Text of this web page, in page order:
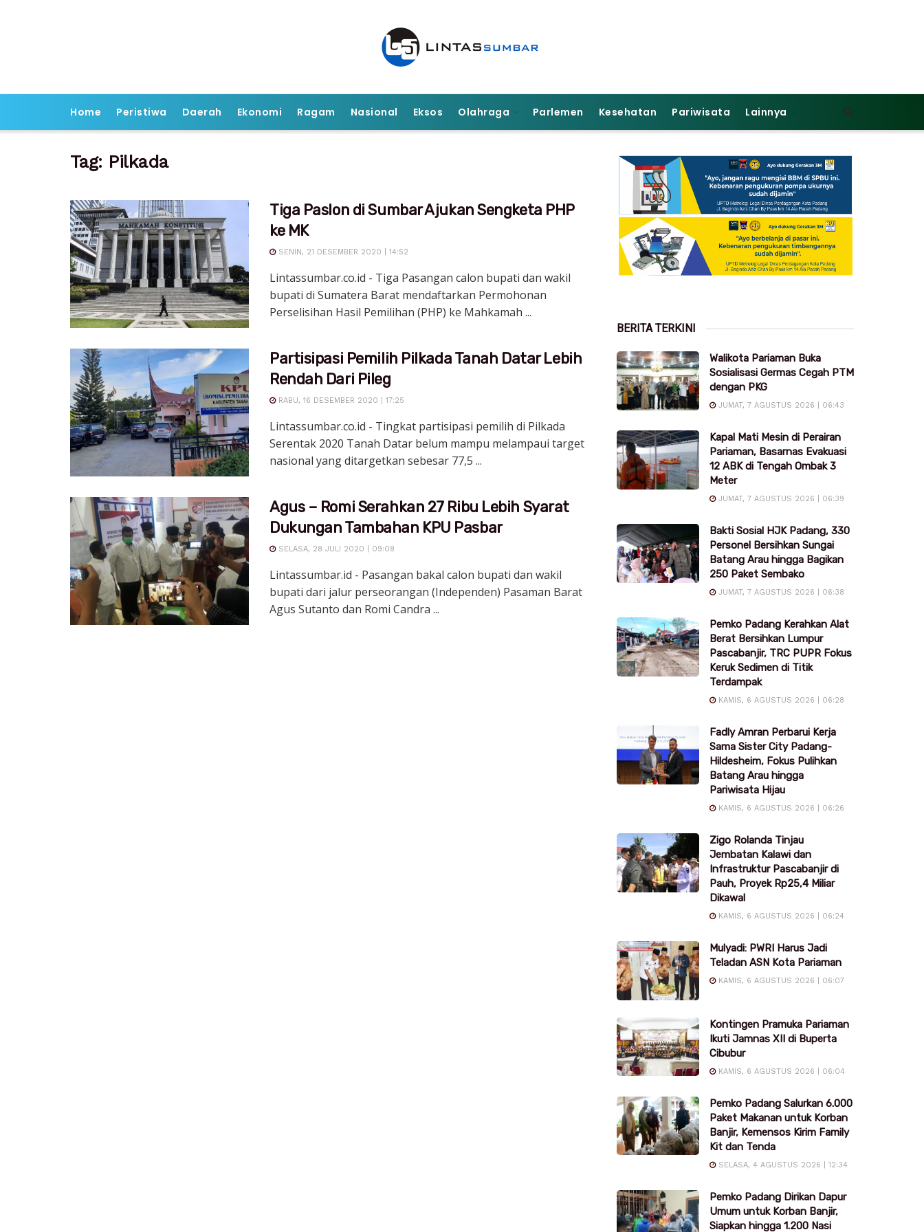
Home Peristiwa Daerah Ekonomi Ragam Nasional Eksos Olahraga Parlemen Kesehatan Pariwisata Lainnya
Tag: Pilkada
Tiga Paslon di Sumbar Ajukan Sengketa PHP
ke MK
SENIN, 21 DESEMBER 2020 | 14:52
Lintassumbar.co.id - Tiga Pasangan calon bupati dan wakil
bupati di Sumatera Barat mendaftarkan Permohonan
Perselisihan Hasil Pemilihan (PHP) ke Mahkamah ...
Partisipasi Pemilih Pilkada Tanah Datar Lebih
Rendah Dari Pileg
RABU, 16 DESEMBER 2020 | 17:25
Lintassumbar.co.id - Tingkat partisipasi pemilih di Pilkada
Serentak 2020 Tanah Datar belum mampu melampaui target
nasional yang ditargetkan sebesar 77,5 ...
Agus – Romi Serahkan 27 Ribu Lebih Syarat
Dukungan Tambahan KPU Pasbar
SELASA, 28 JULI 2020 | 09:08
Lintassumbar.id - Pasangan bakal calon bupati dan wakil
bupati dari jalur perseorangan (Independen) Pasaman Barat
Agus Sutanto dan Romi Candra ...
BERITA TERKINI
Walikota Pariaman Buka
Sosialisasi Germas Cegah PTM
dengan PKG
JUMAT, 7 AGUSTUS 2026 | 06:43
Kapal Mati Mesin di Perairan
Pariaman, Basarnas Evakuasi
12 ABK di Tengah Ombak 3
Meter
JUMAT, 7 AGUSTUS 2026 | 06:39
Bakti Sosial HJK Padang, 330
Personel Bersihkan Sungai
Batang Arau hingga Bagikan
250 Paket Sembako
JUMAT, 7 AGUSTUS 2026 | 06:38
Pemko Padang Kerahkan Alat
Berat Bersihkan Lumpur
Pascabanjir, TRC PUPR Fokus
Keruk Sedimen di Titik
Terdampak
KAMIS, 6 AGUSTUS 2026 | 06:28
Fadly Amran Perbarui Kerja
Sama Sister City Padang-
Hildesheim, Fokus Pulihkan
Batang Arau hingga
Pariwisata Hijau
KAMIS, 6 AGUSTUS 2026 | 06:26
Zigo Rolanda Tinjau
Jembatan Kalawi dan
Infrastruktur Pascabanjir di
Pauh, Proyek Rp25,4 Miliar
Dikawal
KAMIS, 6 AGUSTUS 2026 | 06:24
Mulyadi: PWRI Harus Jadi
Teladan ASN Kota Pariaman
KAMIS, 6 AGUSTUS 2026 | 06:07
Kontingen Pramuka Pariaman
Ikuti Jamnas XII di Buperta
Cibubur
KAMIS, 6 AGUSTUS 2026 | 06:04
Pemko Padang Salurkan 6.000
Paket Makanan untuk Korban
Banjir, Kemensos Kirim Family
Kit dan Tenda
SELASA, 4 AGUSTUS 2026 | 12:34
Pemko Padang Dirikan Dapur
Umum untuk Korban Banjir,
Siapkan hingga 1.200 Nasi